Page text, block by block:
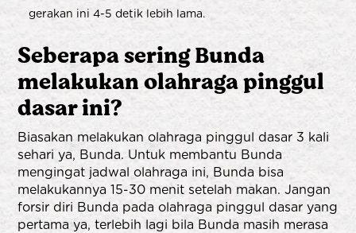
gerakan ini 4-5 detik lebih lama.
Seberapa sering Bunda
melakukan olahraga pinggul
dasar ini?
Biasakan melakukan olahraga pinggul dasar 3 kali
sehari ya, Bunda. Untuk membantu Bunda
mengingat jadwal olahraga ini, Bunda bisa
melakukannya 15-30 menit setelah makan. Jangan
forsir diri Bunda pada olahraga pinggul dasar yang
pertama ya, terlebih lagi bila Bunda masih merasa